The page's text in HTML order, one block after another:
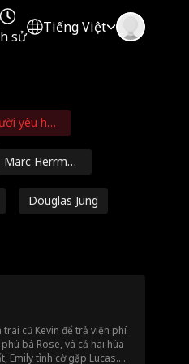
sử
Tiếng Việt
yêu hợp
Marc Herrman
n
Douglas Jung
Jock
cũ Kevin để trả viện phí
bà Rose, và cả hai hùa
Emily tình cờ gặp Lucas.